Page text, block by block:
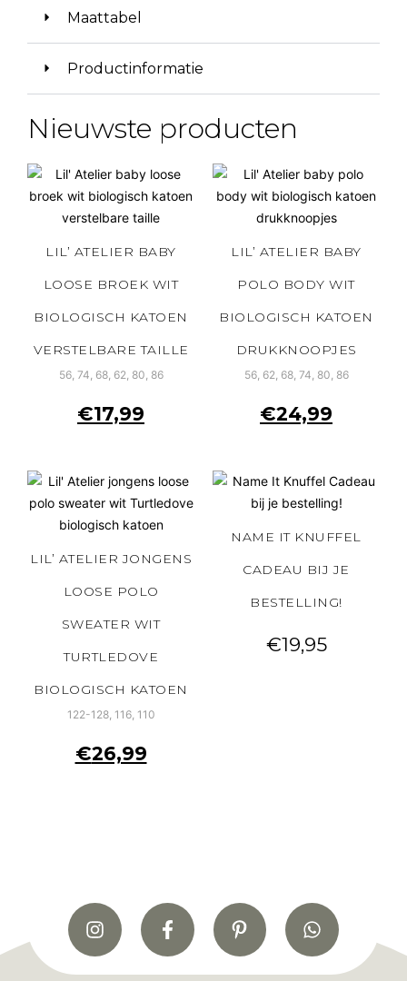
Maattabel
Productinformatie
Nieuwste producten
LIL’ ATELIER BABY
LOOSE BROEK WIT
BIOLOGISCH KATOEN
VERSTELBARE TAILLE
56, 74, 68, 62, 80, 86
€17,99
LIL’ ATELIER BABY
POLO BODY WIT
BIOLOGISCH KATOEN
DRUKKNOOPJES
56, 62, 68, 74, 80, 86
€24,99
LIL’ ATELIER JONGENS
LOOSE POLO
SWEATER WIT
TURTLEDOVE
BIOLOGISCH KATOEN
122-128, 116, 110
€26,99
NAME IT KNUFFEL
CADEAU BIJ JE
BESTELLING!
€19,95